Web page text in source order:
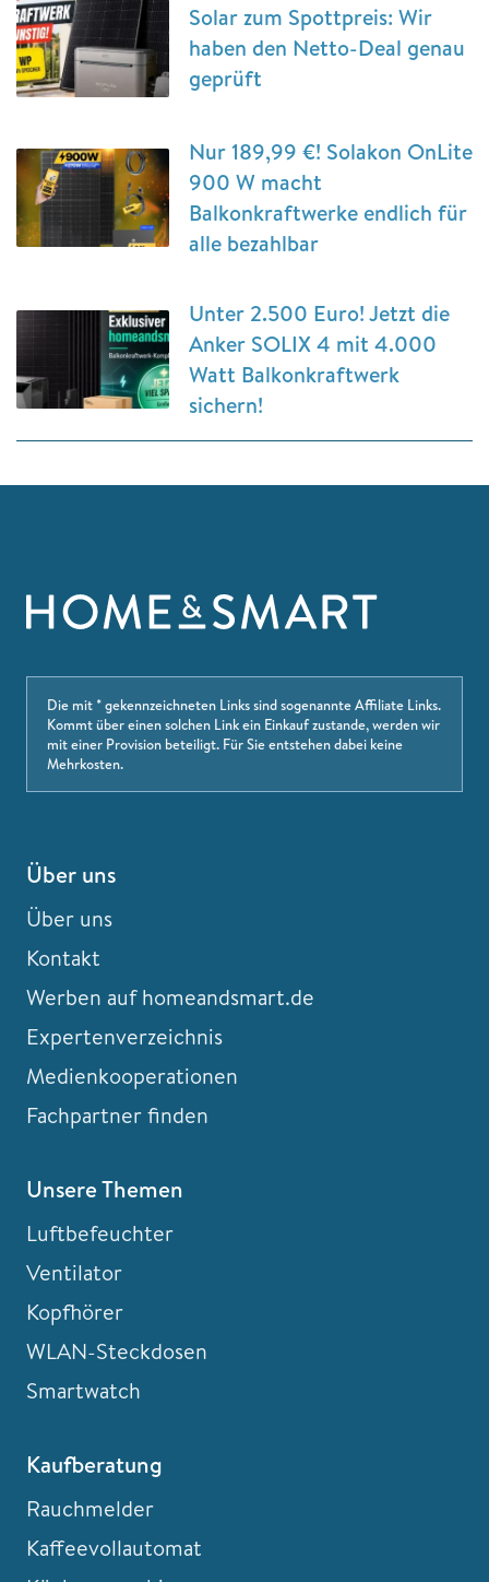
Solar zum Spottpreis: Wir
haben den Netto-Deal genau
geprüft
Nur 189,99 €! Solakon OnLite
900 W macht
Balkonkraftwerke endlich für
alle bezahlbar
Unter 2.500 Euro! Jetzt die
Anker SOLIX 4 mit 4.000
Watt Balkonkraftwerk
sichern!
Die mit * gekennzeichneten Links sind sogenannte Affiliate Links.
Kommt über einen solchen Link ein Einkauf zustande, werden wir
mit einer Provision beteiligt. Für Sie entstehen dabei keine
Mehrkosten.
Über uns
Über uns
Kontakt
Werben auf homeandsmart.de
Expertenverzeichnis
Medienkooperationen
Fachpartner finden
Unsere Themen
Luftbefeuchter
Ventilator
Kopfhörer
WLAN-Steckdosen
Smartwatch
Kaufberatung
Rauchmelder
Kaffeevollautomat